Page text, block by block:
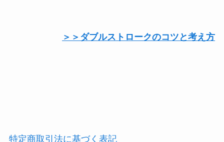
＞＞ダブルストロークのコツと考え方
特定商取引法に基づく表記